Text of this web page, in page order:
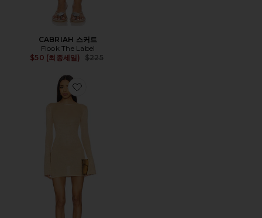
CABRIAH 스커트
Flook The Label
$50 (최종세일)
Previous price:
$225
Favorite ELYSIA 원피스